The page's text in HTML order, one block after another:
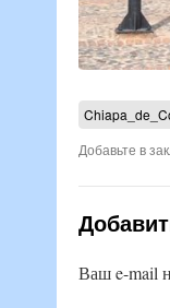
Добавьте в
Ваш e-mail